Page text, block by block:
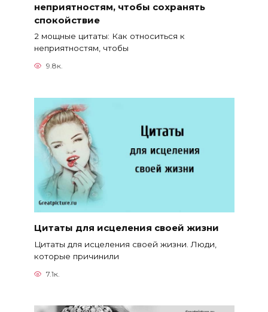
неприятностям, чтобы сохранять
спокойствие
2 мощные цитаты: Как относиться к
неприятностям, чтобы
9.8к.
Цитаты для исцеления своей жизни
Цитаты для исцеления своей жизни. Люди,
которые причинили
7.1к.